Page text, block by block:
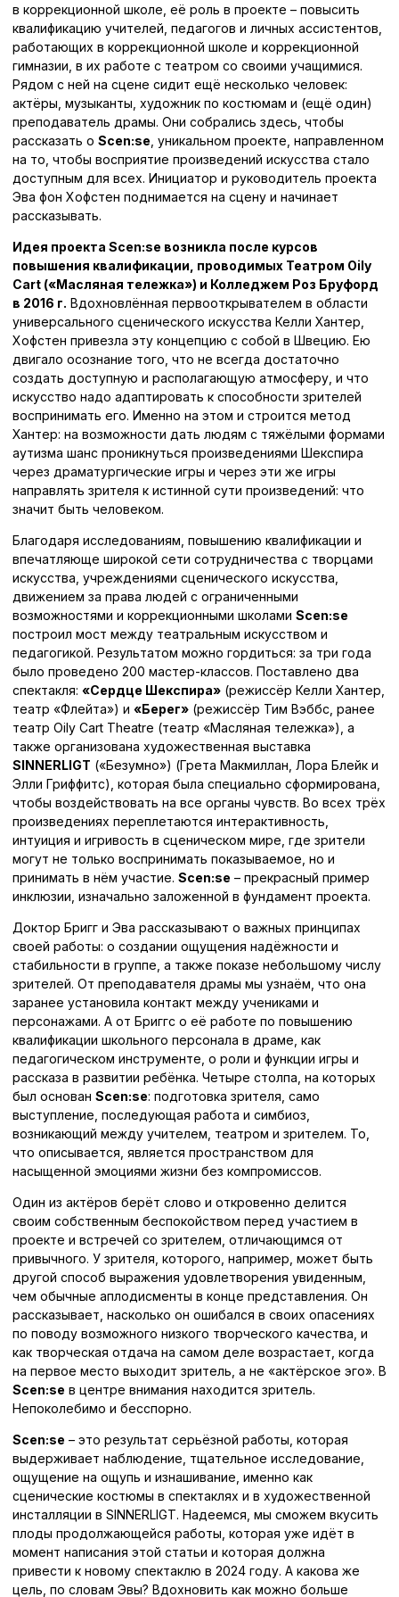
в коррекционной школе, её роль в проекте – повысить
квалификацию учителей, педагогов и личных ассистентов,
работающих в коррекционной школе и коррекционной
гимназии, в их работе с театром со своими учащимися.
Рядом с ней на сцене сидит ещё несколько человек:
актёры, музыканты, художник по костюмам и (ещё один)
преподаватель драмы. Они собрались здесь, чтобы
рассказать о Scen:se , уникальном проекте, направленном
на то, чтобы восприятие произведений искусства стало
доступным для всех. Инициатор и руководитель проекта
Эва фон Хофстен поднимается на сцену и начинает
рассказывать.
Идея проекта Scen:se возникла после курсов
повышения квалификации, проводимых Театром Oily
Cart («Масляная тележка») и Колледжем Роз Бруфорд
в 2016 г. Вдохновлённая первооткрывателем в области
универсального сценического искусства Келли Хантер,
Хофстен привезла эту концепцию с собой в Швецию. Ею
двигало осознание того, что не всегда достаточно
создать доступную и располагающую атмосферу, и что
искусство надо адаптировать к способности зрителей
воспринимать его. Именно на этом и строится метод
Хантер: на возможности дать людям с тяжёлыми формами
аутизма шанс проникнуться произведениями Шекспира
через драматургические игры и через эти же игры
направлять зрителя к истинной сути произведений: что
значит быть человеком.
Благодаря исследованиям, повышению квалификации и
впечатляюще широкой сети сотрудничества с творцами
искусства, учреждениями сценического искусства,
движением за права людей с ограниченными
возможностями и коррекционными школами Scen:se
построил мост между театральным искусством и
педагогикой. Результатом можно гордиться: за три года
было проведено 200 мастер-классов. Поставлено два
спектакля: «Сердце Шекспира» (режиссёр Келли Хантер,
театр «Флейта») и «Берег» (режиссёр Тим Вэббс, ранее
театр Oily Cart Theatre (театр «Масляная тележка»), а
также организована художественная выставка
SINNERLIGT («Безумно») (Грета Макмиллан, Лора Блейк и
Элли Гриффитс), которая была специально сформирована,
чтобы воздействовать на все органы чувств. Во всех трёх
произведениях переплетаются интерактивность,
интуиция и игривость в сценическом мире, где зрители
могут не только воспринимать показываемое, но и
принимать в нём участие. Scen:se – прекрасный пример
инклюзии, изначально заложенной в фундамент проекта.
Доктор Бригг и Эва рассказывают о важных принципах
своей работы: о создании ощущения надёжности и
стабильности в группе, а также показе небольшому числу
зрителей. От преподавателя драмы мы узнаём, что она
заранее установила контакт между учениками и
персонажами. А от Бриггс о её работе по повышению
квалификации школьного персонала в драме, как
педагогическом инструменте, о роли и функции игры и
рассказа в развитии ребёнка. Четыре столпа, на которых
был основан Scen:se: подготовка зрителя, само
выступление, последующая работа и симбиоз,
возникающий между учителем, театром и зрителем. То,
что описывается, является пространством для
насыщенной эмоциями жизни без компромиссов.
Один из актёров берёт слово и откровенно делится
своим собственным беспокойством перед участием в
проекте и встречей со зрителем, отличающимся от
привычного. У зрителя, которого, например, может быть
другой способ выражения удовлетворения увиденным,
чем обычные аплодисменты в конце представления. Он
рассказывает, насколько он ошибался в своих опасениях
по поводу возможного низкого творческого качества, и
как творческая отдача на самом деле возрастает, когда
на первое место выходит зритель, а не «актёрское эго». В
Scen:se в центре внимания находится зритель.
Непоколебимо и бесспорно.
Scen:se – это результат серьёзной работы, которая
выдерживает наблюдение, тщательное исследование,
ощущение на ощупь и изнашивание, именно как
сценические костюмы в спектаклях и в художественной
инсталляции в SINNERLIGT. Надеемся, мы сможем вкусить
плоды продолжающейся работы, которая уже идёт в
момент написания этой статьи и которая должна
привести к новому спектаклю в 2024 году. А какова же
цель, по словам Эвы? Вдохновить как можно больше